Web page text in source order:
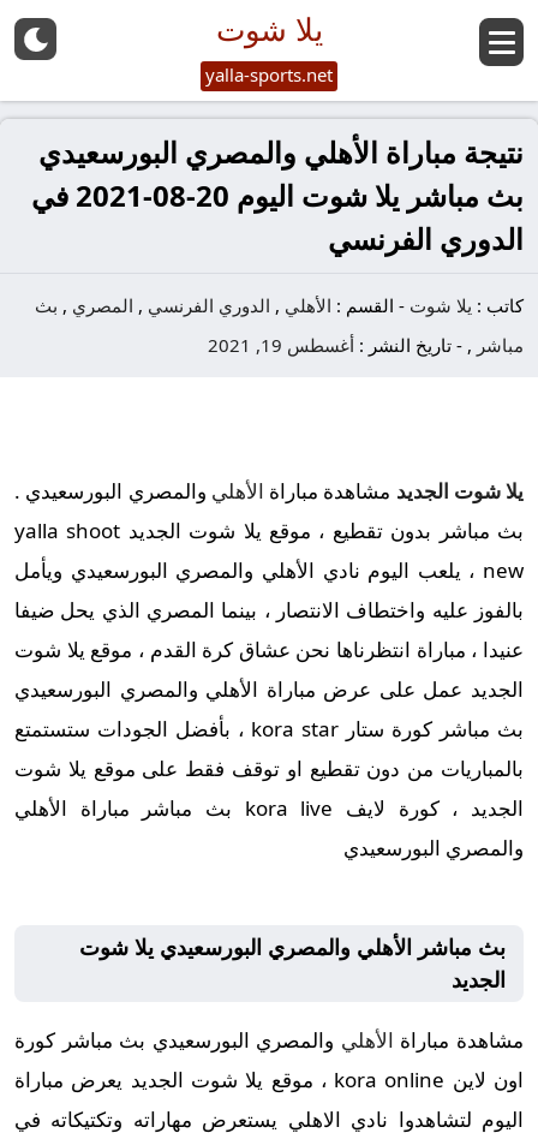
يلا شوت
yalla-sports.net
نتيجة مباراة الأهلي والمصري البورسعيدي
بث مباشر يلا شوت اليوم 20-08-2021 في
الدوري الفرنسي
كاتب : يلا شوت - القسم : الأهلي , الدوري الفرنسي , المصري , بث
مباشر ,
- تاريخ النشر : أغسطس 19, 2021
يلا شوت الجديد مشاهدة مباراة الأهلي والمصري البورسعيدي .
بث مباشر بدون تقطيع ، موقع يلا شوت الجديد yalla shoot
new ، يلعب اليوم نادي الأهلي والمصري البورسعيدي ويأمل
بالفوز عليه واختطاف الانتصار ، بينما المصري الذي يحل ضيفا
عنيدا ، مباراة انتظرناها نحن عشاق كرة القدم ، موقع يلا شوت
الجديد عمل على عرض مباراة الأهلي والمصري البورسعيدي
بث مباشر كورة ستار kora star ، بأفضل الجودات ستستمتع
بالمباريات من دون تقطيع او توقف فقط على موقع يلا شوت
الجديد ، كورة لايف kora live بث مباشر مباراة الأهلي
والمصري البورسعيدي
بث مباشر الأهلي والمصري البورسعيدي يلا شوت
الجديد
مشاهدة مباراة الأهلي والمصري البورسعيدي بث مباشر كورة
اون لاين kora online ، موقع يلا شوت الجديد يعرض مباراة
اليوم لتشاهدوا نادي الاهلي يستعرض مهاراته وتكتيكاته في